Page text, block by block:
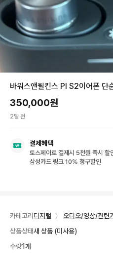
바워스앤윌킨스 PI S2이어폰 단
350,000원
2달 전
결제혜택
토스페이로 결제시 5천원 즉시 할
삼성카드 링크 10% 청구할인
카테고리 디지털 〉 오디오/영상/관련
상품상태새 상품 (미사용)
수량1개